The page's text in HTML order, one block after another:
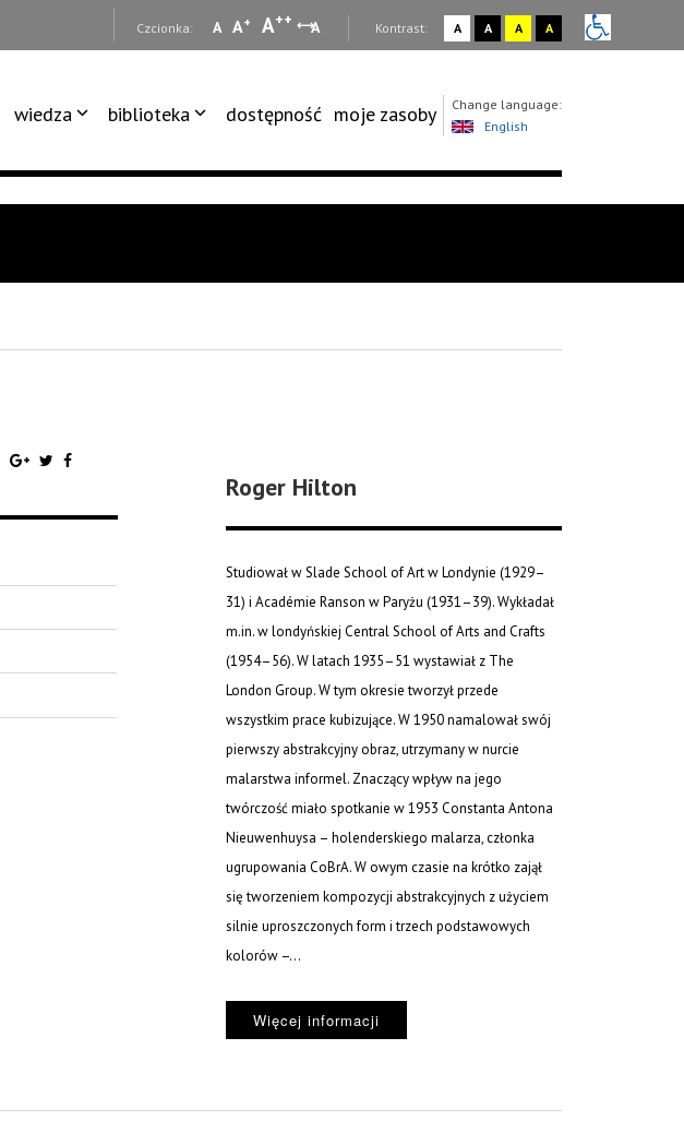
Czcionka: A A+ A++ A Kontrast: A A A A
wiedza biblioteka dostępność moje zasoby
Change language:
English
Roger Hilton
Studiował w Slade School of Art w Londynie (1929–
31) i Académie Ranson w Paryżu (1931–39). Wykładał
m.in. w londyńskiej Central School of Arts and Crafts
(1954–56). W latach 1935–51 wystawiał z The
London Group. W tym okresie tworzył przede
wszystkim prace kubizujące. W 1950 namalował swój
pierwszy abstrakcyjny obraz, utrzymany w nurcie
malarstwa informel. Znaczący wpływ na jego
twórczość miało spotkanie w 1953 Constanta Antona
Nieuwenhuysa – holenderskiego malarza, członka
ugrupowania CoBrA. W owym czasie na krótko zajął
się tworzeniem kompozycji abstrakcyjnych z użyciem
silnie uproszczonych form i trzech podstawowych
kolorów –...
Więcej informacji